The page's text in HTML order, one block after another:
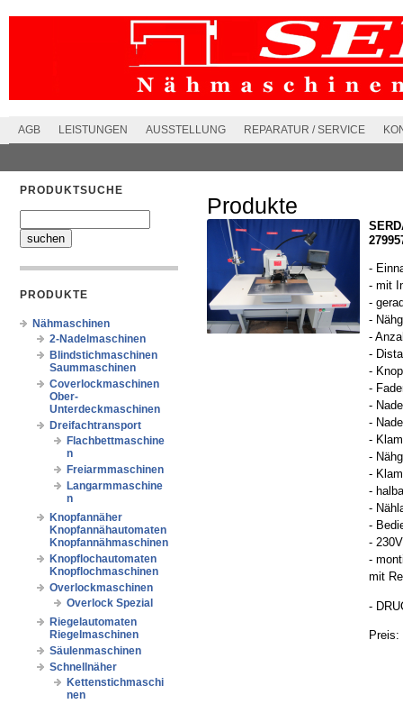
AGB LEISTUNGEN AUSSTELLUNG REPARATUR / SERVICE
PRODUKTSUCHE
PRODUKTE
Nähmaschinen
2-Nadelmaschinen
Blindstichmaschinen
Saummaschinen
Coverlockmaschinen
Ober-
Unterdeckmaschinen
Dreifachtransport
Flachbettmaschine
n
Freiarmmaschinen
Langarmmaschine
n
Knopfannäher
Knopfannähautomaten
Knopfannähmaschinen
Knopflochautomaten
Knopflochmaschinen
Overlockmaschinen
Overlock Spezial
Riegelautomaten
Riegelmaschinen
Säulenmaschinen
Schnellnäher
Kettenstichmaschi
nen
Produkte
-
- mit
-
-
-
-
-
-
-
-
-
-
-
-
-
-
-
-
mit
-
Preis: